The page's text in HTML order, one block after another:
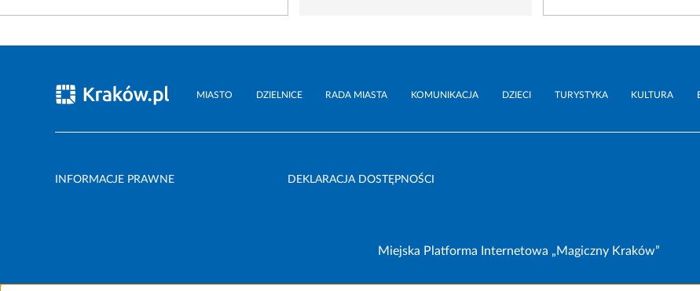
MIASTO DZIELNICE RADA MIASTA KOMUNIKACJA DZIECI TURYSTYKA KULTURA
INFORMACJE PRAWNE DEKLARACJA DOSTĘPNOŚCI
Miejska Platforma Internetowa „Magiczny Kraków”